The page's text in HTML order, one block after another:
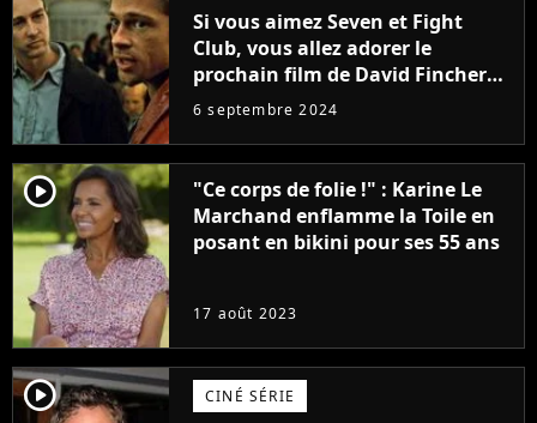
Si vous aimez Seven et Fight
Club, vous allez adorer le
prochain film de David Fincher
avec lequel il se réinvente
complètement
6 septembre 2024
player2
"Ce corps de folie !" : Karine Le
Marchand enflamme la Toile en
posant en bikini pour ses 55 ans
17 août 2023
player2 CINÉ SÉRIE